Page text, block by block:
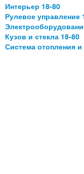
Интерьер 18-80
Рулевое управление
Кузов и стекла 18-80
Система отопления